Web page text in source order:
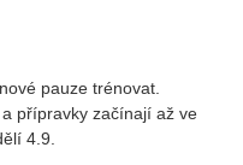
pauze trénovat.
přípravky začínají až ve
4.9.